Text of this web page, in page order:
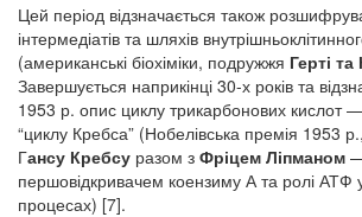
Цей період відзначається також
інтермедіатів та шляхів
(американські біохіміки, подружжя Герті
Завершується наприкінці 30-х років та
1953 р. опис циклу трикарбонових кислот —
“циклу Кребса” (Нобелівська премія 1953
Гансу Кребсу разом з Фріцем Ліпманом
першовідкривачем коензиму А та ролі АТФ
процесах) [7].